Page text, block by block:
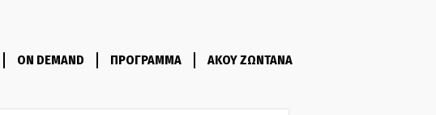
ON DEMAND ΠΡΟΓΡΑΜΜΑ ΑΚΟΥ ΖΩΝΤΑΝΑ